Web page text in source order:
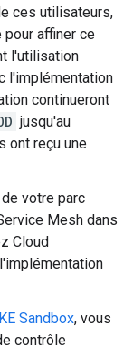
ces utilisateurs,
affiner ce
l'utilisation
l'implémentation
continueront
jusqu'au
ont reçu une
votre parc
Mesh dans
Cloud
Sandbox, vous
contrôle